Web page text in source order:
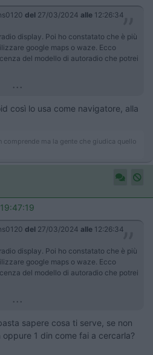
del 27/03/2024 alle 12:26:34
display. Poi ho constatato che è più
google maps o waze. Ecco
del modello di autoradio che potrei
...
così lo usa come navigatore, alla
comprende ma la gente che giudica quello
19:47:19
del 27/03/2024 alle 12:26:34
display. Poi ho constatato che è più
google maps o waze. Ecco
del modello di autoradio che potrei
...
sapere cosa ti serve, se non
1 din come fai a cercarla?